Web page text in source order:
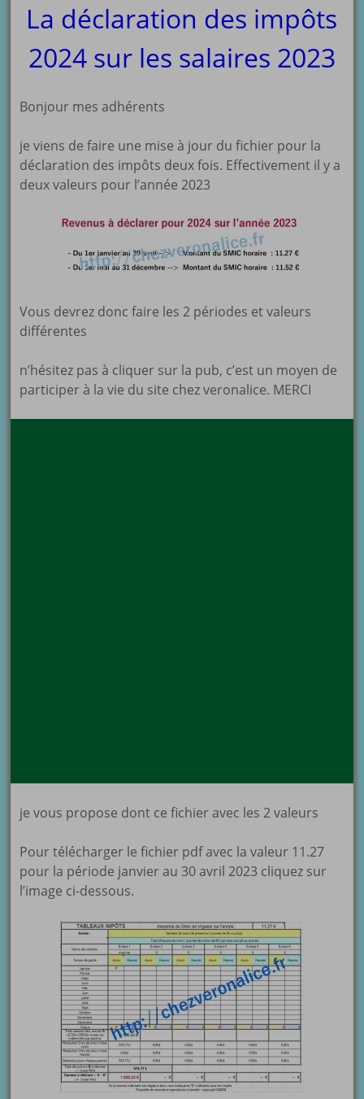
La déclaration des impôts
2024 sur les salaires 2023
Bonjour mes adhérents
je viens de faire une mise à jour du fichier pour la
déclaration des impôts deux fois. Effectivement il y a
deux valeurs pour l’année 2023
Vous devrez donc faire les 2 périodes et valeurs
différentes
n’hésitez pas à cliquer sur la pub, c’est un moyen de
participer à la vie du site chez veronalice. MERCI
je vous propose dont ce fichier avec les 2 valeurs
Pour télécharger le fichier pdf avec la valeur 11.27
pour la période janvier au 30 avril 2023 cliquez sur
l’image ci-dessous.